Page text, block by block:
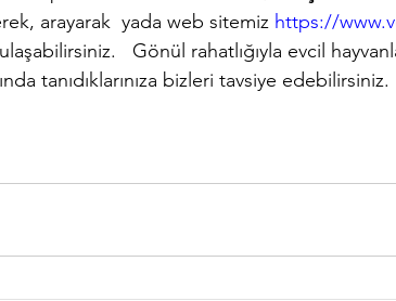
arayarak  yada web sitemiz https://
Gönül rahatlığıyla evcil
tanıdıklarınıza bizleri tavsiye edebilirsiniz.